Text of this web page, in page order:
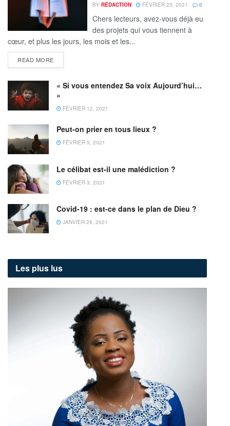
BY RÉDACTION FÉVRIER 23, 2021 0
Chers lecteurs, avez-vous déjà eu
des projets qui vous tiennent à
cœur, et plus les jours, les mois et les...
READ MORE
« Si vous entendez Sa voix Aujourd’hui…
»
FÉVRIER 12, 2021
Peut-on prier en tous lieux ?
FÉVRIER 5, 2021
Le célibat est-il une malédiction ?
FÉVRIER 3, 2021
Covid-19 : est-ce dans le plan de Dieu ?
JANVIER 29, 2021
Les plus lus